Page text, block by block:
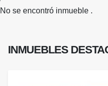
No se encontró inmueble .
INMUEBLES